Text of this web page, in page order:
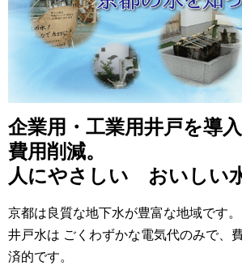
企業用・工業用井戸を導
費用削減。
人にやさしい おいしい水
京都は良質な地下水が豊富な地域です。
井戸水は ごくわずかな電気代のみで、
済的です。